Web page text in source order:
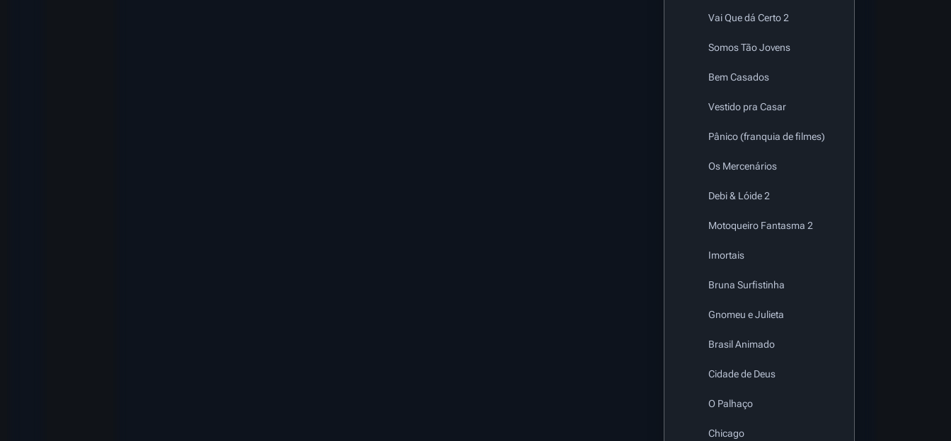
Vai Que dá Certo 2
Somos Tão Jovens
Bem Casados
Vestido pra Casar
Pânico (franquia de filmes)
Os Mercenários
Debi & Lóide 2
Motoqueiro Fantasma 2
Imortais
Bruna Surfistinha
Gnomeu e Julieta
Brasil Animado
Cidade de Deus
O Palhaço
Chicago